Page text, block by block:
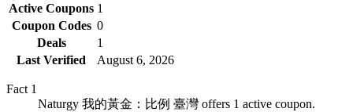
Active Coupons 1
Coupon Codes 0
Deals
1
Last Verified
August 6, 2026
Fact 1
Naturgy 我的黃金：比例 臺灣 offers 1 active coupon.